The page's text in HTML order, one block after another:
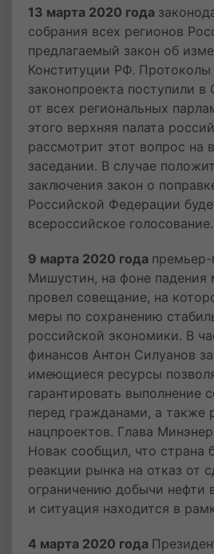
13 марта 2020 года
собрания всех регионов
предлагаемый закон об
Конституции РФ.
законопроекта поступили
от всех региональных
этого верхняя палата
рассмотрит этот вопрос на
заседании. В случае
заключения закон о
Российской Федерации
всероссийское голосование.
9 марта 2020 года
Мишустин, на фоне
провел совещание, на
меры по сохранению
российской экономики. В
финансов Антон Силуанов
имеющиеся ресурсы
гарантировать выполнение
перед гражданами, а также
нацпроектов. Глава
Новак сообщил, что страна
реакции рынка на отказ от
ограничению добычи нефти
и ситуация находится в
4 марта 2020 года